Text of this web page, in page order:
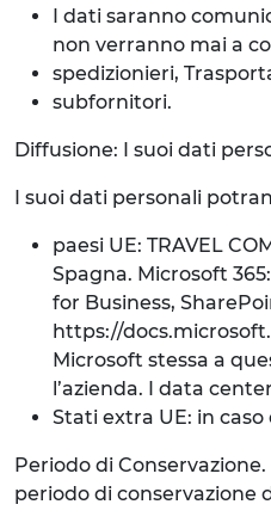
I dati saranno
non verranno mai a
spedizionieri,
subfornitori.
Diffusione: I suoi dati
I suoi dati personali
paesi UE: TRAVEL
Spagna. Microsoft
for Business,
https://
Microsoft stessa a
l’azienda. I data
Stati extra UE: in
Periodo di
periodo di conservazione